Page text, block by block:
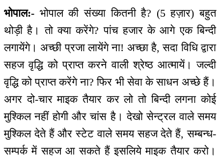
भोपाल:- भोपाल की संख्या कितनी है? (5 हज़ार) बहुत
थोड़ी है। तो क्या करेंगे? पांच हजार के आगे एक बिन्दी
लगायेंगे। अच्छी प्रजा लायेंगे ना! अच्छा है, सदा विधि द्वारा
सहज वृद्धि को प्राप्त करने वाली श्रेष्ठ आत्मायें। जल्दी
वृद्धि को प्राप्त करेंगे ना? फिर भी सेवा के साधन अच्छे हैं।
अगर दो-चार माइक तैयार कर लो तो बिन्दी लगना कोई
मुश्किल नहीं होगी और चांस है। देखो सेन्ट्रल वाले समय
मुश्किल देते हैं और स्टेट वाले समय सहज देते हैं, सम्बन्ध-
सम्पर्क में सहज आ सकते हैं इसलिये माइक तैयार करो।